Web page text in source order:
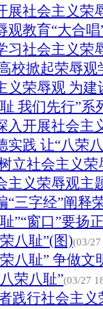
展社会主义荣
观教育“大合
习社会主义荣
校掀起荣辱观
义荣辱观 为建
我们先行”系
入开展社会主
实践 让“八荣
立社会主义
主义荣辱观主
“三字经”阐释
”“窗口”要扬
八耻”(图)(03/
八耻” 争做文
荣八耻”(03/27
践行社会主义